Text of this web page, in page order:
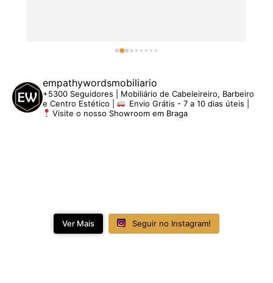
empathywordsmobiliario
+5300 Seguidores | Mobiliário de Cabeleireiro, Barbeiro
e Centro Estético |
Envio Grátis - 7 a 10 dias úteis |
Visite o nosso Showroom em Braga
Ver Mais Seguir no Instagram!